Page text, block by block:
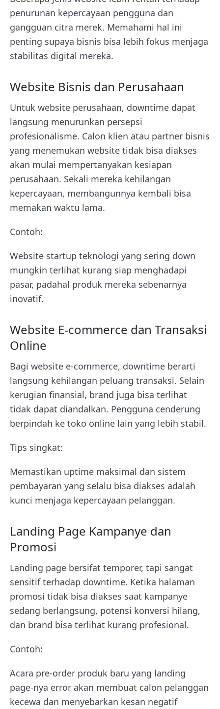
penurunan kepercayaan pengguna dan
gangguan citra merek. Memahami hal ini
penting supaya bisnis bisa lebih fokus menjaga
stabilitas digital mereka.
Website Bisnis dan Perusahaan
Untuk website perusahaan, downtime dapat
langsung menurunkan persepsi
profesionalisme. Calon klien atau partner bisnis
yang menemukan website tidak bisa diakses
akan mulai mempertanyakan kesiapan
perusahaan. Sekali mereka kehilangan
kepercayaan, membangunnya kembali bisa
memakan waktu lama.
Contoh:
Website startup teknologi yang sering down
mungkin terlihat kurang siap menghadapi
pasar, padahal produk mereka sebenarnya
inovatif.
Website E-commerce dan Transaksi
Online
Bagi website e-commerce, downtime berarti
langsung kehilangan peluang transaksi. Selain
kerugian finansial, brand juga bisa terlihat
tidak dapat diandalkan. Pengguna cenderung
berpindah ke toko online lain yang lebih stabil.
Tips singkat:
Memastikan uptime maksimal dan sistem
pembayaran yang selalu bisa diakses adalah
kunci menjaga kepercayaan pelanggan.
Landing Page Kampanye dan
Promosi
Landing page bersifat temporer, tapi sangat
sensitif terhadap downtime. Ketika halaman
promosi tidak bisa diakses saat kampanye
sedang berlangsung, potensi konversi hilang,
dan brand bisa terlihat kurang profesional.
Contoh:
Acara pre-order produk baru yang landing
page-nya error akan membuat calon pelanggan
kecewa dan menyebarkan kesan negatif